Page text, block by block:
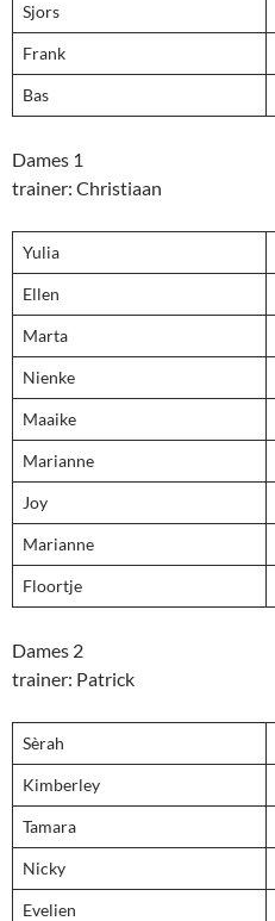
Sjors
Frank
Bas
Dames 1
trainer: Christiaan
Yulia
Ellen
Marta
Nienke
Maaike
Marianne
Joy
Marianne
Floortje
Dames 2
trainer: Patrick
Sèrah
Kimberley
Tamara
Nicky
Evelien